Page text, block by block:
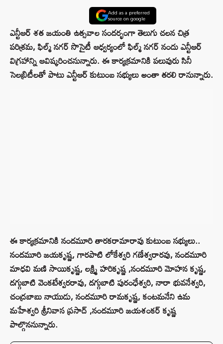
Add as a preferred
source on google
ఎన్టీఆర్ శత జయంతి ఉత్సవాల సందర్భంగా తెలుగు చలన చిత్ర
పరిశ్రమ, ఫిల్మ్ నగర్ సొసైటీ ఆధ్వర్యంలో ఫిల్మ్ నగర్ నందు ఎన్టీఆర్
విగ్రహాన్ని ఆవిష్కరించనున్నారు. ఈ కార్యక్రమానికి పలువురు సినీ
సెలబ్రిటీలతో పాటు ఎన్టీఆర్ కుటుంబ సభ్యులు అంతా తరలి రానున్నారు.
ఈ కార్యక్రమానికి నందమూరి తారకరామారావు కుటుంబ సభ్యులు..
నందమూరి జయకృష్ణ, గారపాటి లోకేశ్వరి గణేశ్వరారవు, నందమూరి
మాధవి మణి సాయికృష్ణ, లక్ష్మి హరికృష్ణ ,నందమూరి మోహన కృష్ణ,
దగ్గుబాటి వెంకటేశ్వరరావు, దగ్గుబాటి పురంధేశ్వరి, నారా భువనేశ్వరి,
చంద్రబాబు నాయుడు, నందమూరి రామకృష్ణ, కంటమనేని ఉమ
మహేశ్వరి శ్రీనివాస ప్రసాద్ ,నందమూరి జయశంకర్ కృష్ణ
పాల్గొన‌నున్నారు.